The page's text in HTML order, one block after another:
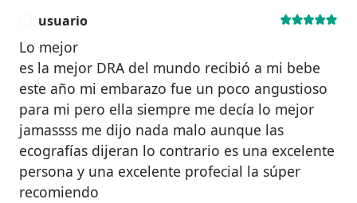
usuario
Lo mejor
es la mejor DRA del mundo recibió a mi bebe
este año mi embarazo fue un poco angustioso
para mi pero ella siempre me decía lo mejor
jamassss me dijo nada malo aunque las
ecografías dijeran lo contrario es una excelente
persona y una excelente profecial la súper
recomiendo